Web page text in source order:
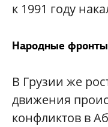
к 1991 году
Народные фронты
В Грузии же
движения
конфликтов в